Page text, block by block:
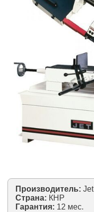
Производитель: Jet
Страна: КНР
Гарантия: 12 мес.